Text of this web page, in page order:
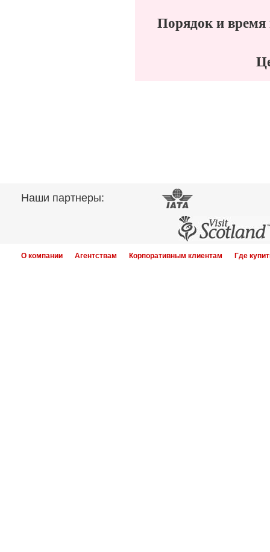
Порядок и время
Наши партнеры:
О компании Агентствам Корпоративным клиентам Где